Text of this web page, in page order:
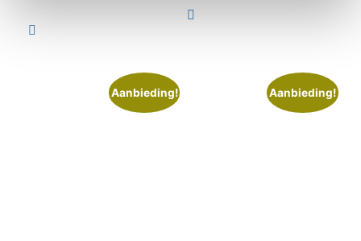


Aanbieding! Aanbieding!